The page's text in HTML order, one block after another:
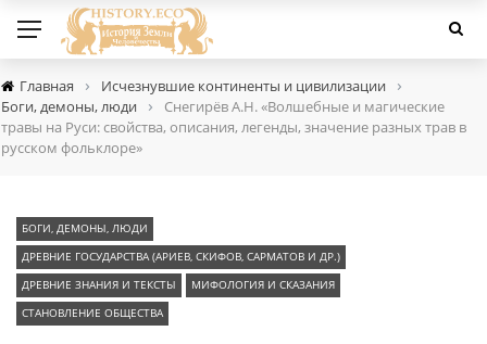
Главная › Исчезнувшие континенты и цивилизации ›
Боги, демоны, люди ›
Снегирёв А.Н. «Волшебные и магические
травы на Руси: свойства, описания, легенды, значение разных трав в
русском фольклоре»
БОГИ, ДЕМОНЫ, ЛЮДИ
ДРЕВНИЕ ГОСУДАРСТВА (АРИЕВ, СКИФОВ, САРМАТОВ И ДР.)
ДРЕВНИЕ ЗНАНИЯ И ТЕКСТЫ
МИФОЛОГИЯ И СКАЗАНИЯ
СТАНОВЛЕНИЕ ОБЩЕСТВА